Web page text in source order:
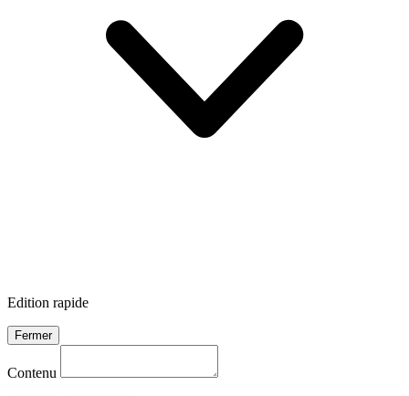
Edition rapide
Fermer
Contenu